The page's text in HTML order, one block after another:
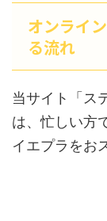
オンライ
る流れ
当サイト「ス
は、忙しい方
イエプラをお